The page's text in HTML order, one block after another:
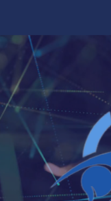
content